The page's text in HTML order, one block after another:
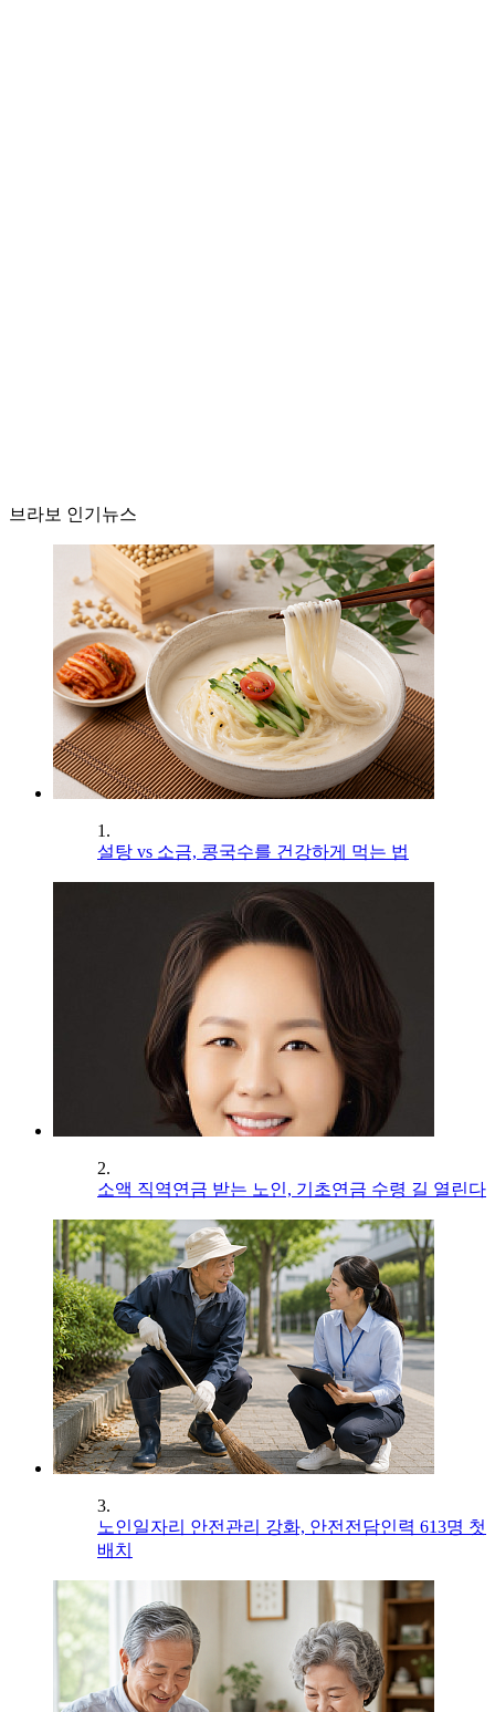
브라보 인기뉴스
1.
설탕 vs 소금, 콩국수를 건강하게 먹는 법
2.
소액 직역연금 받는 노인, 기초연금 수령 길 열린다
3.
노인일자리 안전관리 강화, 안전전담인력 613명 첫
배치